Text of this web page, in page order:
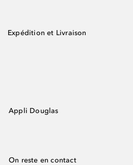
Expédition et Livraison
Appli Douglas
On reste en contact